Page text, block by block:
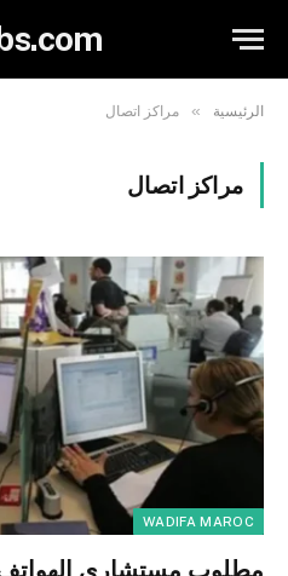
الرئيسية » مراكز اتصال
مراكز اتصال
WADIFA MAROC
مطلوب مستشاري الهواتف